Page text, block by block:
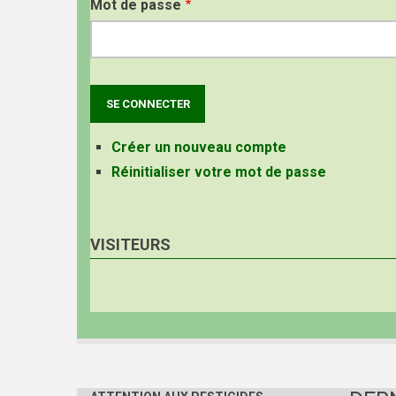
Mot de passe
Créer un nouveau compte
Réinitialiser votre mot de passe
VISITEURS